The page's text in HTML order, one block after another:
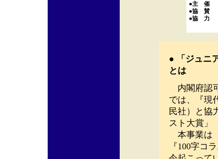
●主 催
●協 賛
●協 力
● 「ジュニ
とは
内閣府認
では、『現
民社）と協
スト大賞」
本事業は
『100字コ